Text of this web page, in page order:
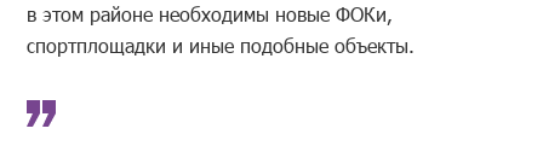
в этом районе необходимы новые ФОКи,
спортплощадки и иные подобные объекты.